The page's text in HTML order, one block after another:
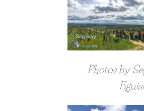
Photos by